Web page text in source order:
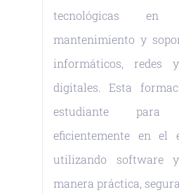
tecnológicas
mantenimiento y
informáticos, redes
digitales. Esta
estudiante para
eficientemente en el
utilizando software
manera práctica,